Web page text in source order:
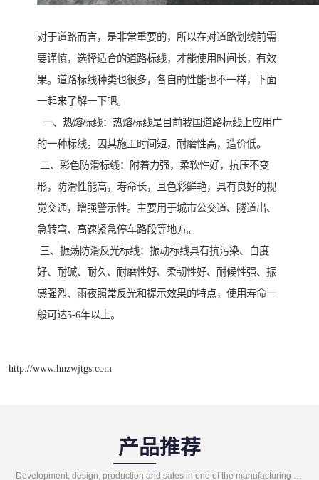
对于道路而言，是非常重要的，所以在对道路划线前需
要谨慎，选择适合的道路标线，才能使用时间长，有效
果。道路标线种类也很多，各自的性能也不一样，下面
一起来了解一下吧。
一、热熔标线：热熔标线是目前我国道路标线上应用广
的一种标线。因其施工时间短，耐磨性高，造价低。
二、彩色防滑标线：附着力强，柔软性好，抗压不变
形，防滑性能高，寿命长，且色彩鲜艳，具有良好的视
觉交通，增强警示性。主要用于城市公交道、隧道出、
急转弯、高速紧急停车路段等地方。
三、振荡防滑反光标线：振动标线具有抗污染、白度
好、耐碱、耐久、耐磨性好、柔韧性好、耐候性强、振
感强烈、雨夜照常反光和提示效果的特点，使用寿命一
般可达5-6年以上。
http://www.hnzwjtgs.com
产品推荐